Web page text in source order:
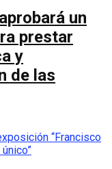
un
prestar
y
de las